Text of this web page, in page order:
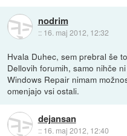
nodrim
:: 16. maj 2012, 12:32
Hvala Duhec, sem prebral še
Dellovih forumih, samo nihče
Windows Repair nimam
omenjajo vsi ostali.
dejansan
:: 16. maj 2012, 12:40